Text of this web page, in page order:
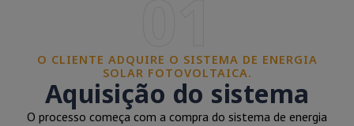
O CLIENTE ADQUIRE O SISTEMA DE ENERGIA
SOLAR FOTOVOLTAICA.
Aquisição do sistema
O processo começa com a compra do sistema de energia